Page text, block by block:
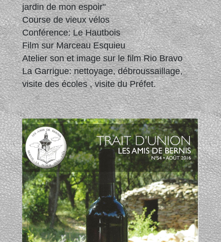
jardin de mon espoir"
Course de vieux vélos
Conférence: Le Hautbois
Film sur Marceau Esquieu
Atelier son et image sur le film Rio Bravo
La Garrigue: nettoyage, débroussaillage,
visite des écoles , visite du Préfet.